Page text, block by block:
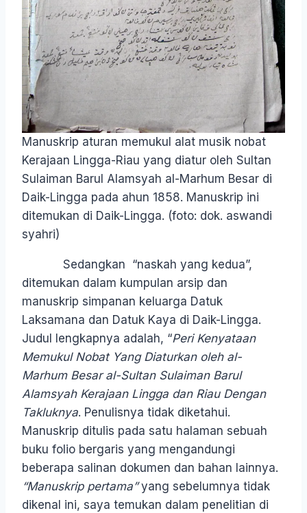
Manuskrip aturan memukul alat musik nobat
Kerajaan Lingga-Riau yang diatur oleh Sultan
Sulaiman Barul Alamsyah al-Marhum Besar di
Daik-Lingga pada ahun 1858. Manuskrip ini
ditemukan di Daik-Lingga. (foto: dok. aswandi
syahri)
Sedangkan “naskah yang kedua”,
ditemukan dalam kumpulan arsip dan
manuskrip simpanan keluarga Datuk
Laksamana dan Datuk Kaya di Daik-Lingga.
Judul lengkapnya adalah, “Peri Kenyataan
Memukul Nobat Yang Diaturkan oleh al-
Marhum Besar al-Sultan Sulaiman Barul
Alamsyah Kerajaan Lingga dan Riau Dengan
Takluknya. Penulisnya tidak diketahui.
Manuskrip ditulis pada satu halaman sebuah
buku folio bergaris yang mengandungi
beberapa salinan dokumen dan bahan lainnya.
“Manuskrip pertama”yang sebelumnya tidak
dikenal ini, saya temukan dalam penelitian di